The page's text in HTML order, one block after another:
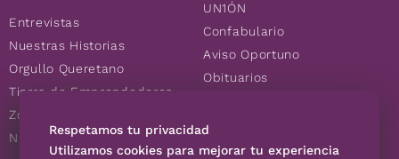
Entrevistas
Nuestras Historias
Orgullo Queretano
Tierra de Emprendedores
Zoociales
Nuevos Queretanos
UN1ÓN
Confabulario
Aviso Oportuno
Obituarios
Consultas
Respetamos tu privacidad
Utilizamos cookies para mejorar tu experiencia